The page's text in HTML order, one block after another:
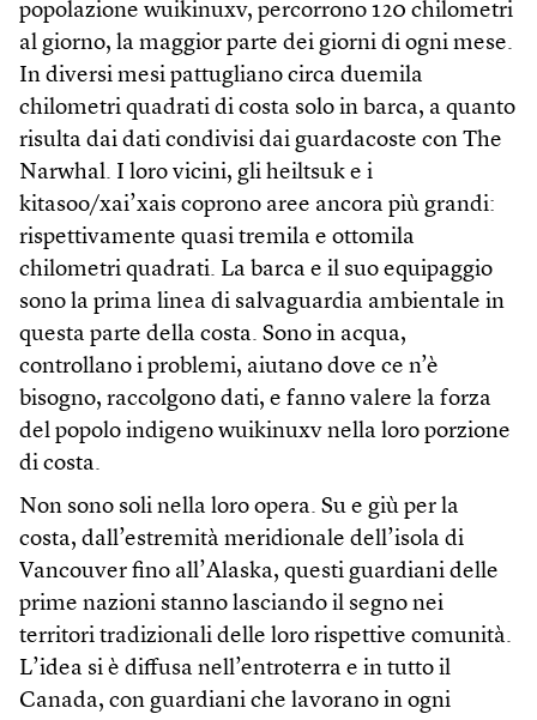
popolazione wuikinuxv, percorrono 120 chilometri
al giorno, la maggior parte dei giorni di ogni mese.
In diversi mesi pattugliano circa duemila
chilometri quadrati di costa solo in barca, a quanto
risulta dai dati condivisi dai guardacoste con The
Narwhal. I loro vicini, gli heiltsuk e i
kitasoo/xai’xais coprono aree ancora più grandi:
rispettivamente quasi tremila e ottomila
chilometri quadrati. La barca e il suo equipaggio
sono la prima linea di salvaguardia ambientale in
questa parte della costa. Sono in acqua,
controllano i problemi, aiutano dove ce n’è
bisogno, raccolgono dati, e fanno valere la forza
del popolo indigeno wuikinuxv nella loro porzione
di costa.
Non sono soli nella loro opera. Su e giù per la
costa, dall’estremità meridionale dell’isola di
Vancouver fino all’Alaska, questi guardiani delle
prime nazioni stanno lasciando il segno nei
territori tradizionali delle loro rispettive comunità.
L’idea si è diffusa nell’entroterra e in tutto il
Canada, con guardiani che lavorano in ogni